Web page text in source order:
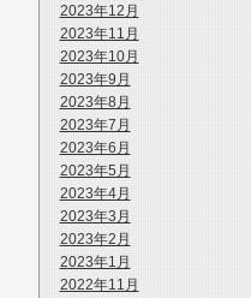
2023年12月
2023年11月
2023年10月
2023年9月
2023年8月
2023年7月
2023年6月
2023年5月
2023年4月
2023年3月
2023年2月
2023年1月
2022年11月